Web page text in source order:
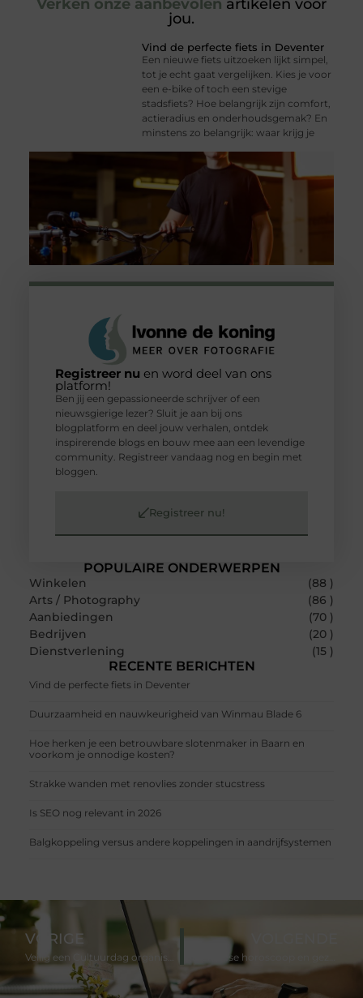
Verken onze aanbevolen artikelen voor
jou.
Vind de perfecte fiets in Deventer
Een nieuwe fiets uitzoeken lijkt simpel,
tot je echt gaat vergelijken. Kies je voor
een e-bike of toch een stevige
stadsfiets? Hoe belangrijk zijn comfort,
actieradius en onderhoudsgemak? En
minstens zo belangrijk: waar krijg je
POPULAIRE ONDERWERPEN
Winkelen
(88 )
Arts / Photography
(86 )
Aanbiedingen
(70 )
Bedrijven
(20 )
Dienstverlening
(15 )
RECENTE BERICHTEN
Vind de perfecte fiets in Deventer
Duurzaamheid en nauwkeurigheid van Winmau Blade 6
Hoe herken je een betrouwbare slotenmaker in Baarn en
voorkom je onnodige kosten?
Strakke wanden met renovlies zonder stucstress
Is SEO nog relevant in 2026
Balgkoppeling versus andere koppelingen in aandrijfsystemen
Registreer nu en word deel van ons
platform!
Ben jij een gepassioneerde schrijver of een
nieuwsgierige lezer? Sluit je aan bij ons
blogplatform en deel jouw verhalen, ontdek
inspirerende blogs en bouw mee aan een levendige
community. Registreer vandaag nog en begin met
bloggen.
Registreer nu!
VORIGE